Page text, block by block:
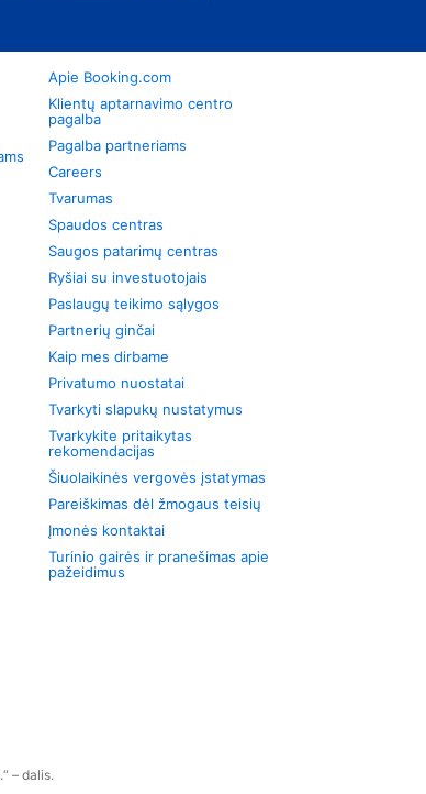
Apie Booking.com
Klientų aptarnavimo centro
pagalba
Pagalba partneriams
Careers
Tvarumas
Spaudos centras
Saugos patarimų centras
Ryšiai su investuotojais
Paslaugų teikimo sąlygos
Partnerių ginčai
Kaip mes dirbame
Privatumo nuostatai
Tvarkyti slapukų nustatymus
Tvarkykite pritaikytas
rekomendacijas
Šiuolaikinės vergovės įstatymas
Pareiškimas dėl žmogaus teisių
Įmonės kontaktai
Turinio gairės ir pranešimas apie
pažeidimus
– dalis.